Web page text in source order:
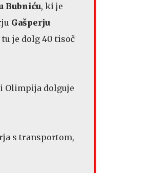
Bubniću, ki je
Gašperju
je dolg 40 tisoč
Olimpija dolguje
s transportom,